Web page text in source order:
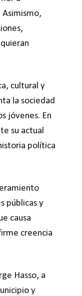
cultural y
la sociedad
jóvenes. En
su actual
política
públicas y
causa
creencia
Hasso, a
y